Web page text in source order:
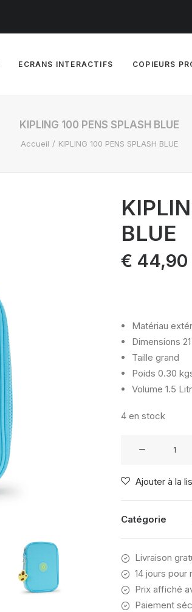
ECRANS INTERACTIFS COPIEURS
KIPLING 100 PENS SPLASH BLUE
Accueil KIPLING 100 PENS SPLASH BLUE
BLUE
€ 44,90
Matériau
Dimensions
Taille grand
Poids 0.30
Volume 1.5
4 en stock
100
SPLASH
Ajouter à la
Catégorie
Livraison
14 jours pour
Prix affiché
Paiement